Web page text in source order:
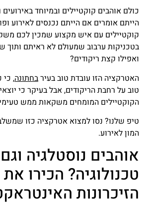
כולם אוהבים קוקטיילים ובמיוחד
הייתם אומרים אם הייתם נכנסים לאירוע
קוקטיילים עם איש מקצוע שמכין לכם
בטכניקות ערבוב שמעולם לא ראיתם ותוך
ואפילו קצת ריקודים?
האטרקציה הזו עובדת טוב בעירבחתונה, כי
טוב על רחבת הריקודים, אבל בעיקר כי
הקוקטיילים המומחים משקאות ממש
טיפ שלנו? נסו למצוא אטרקציה כזו
המון לאירוע.
אוהבים נוסטלגיה וגם
טכנולוגיה? הכירו
הזיכרונות